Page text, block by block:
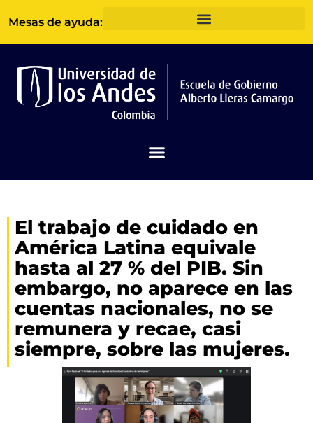
contenido
Mesas de ayuda:
El trabajo de cuidado en
América Latina equivale
hasta al 27 % del PIB. Sin
embargo, no aparece en las
cuentas nacionales, no se
remunera y recae, casi
siempre, sobre las mujeres.